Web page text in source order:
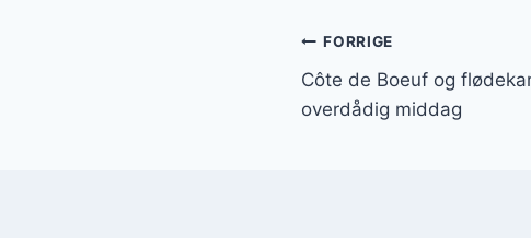
FORRIGE
Côte de Boeuf og
overdådig middag